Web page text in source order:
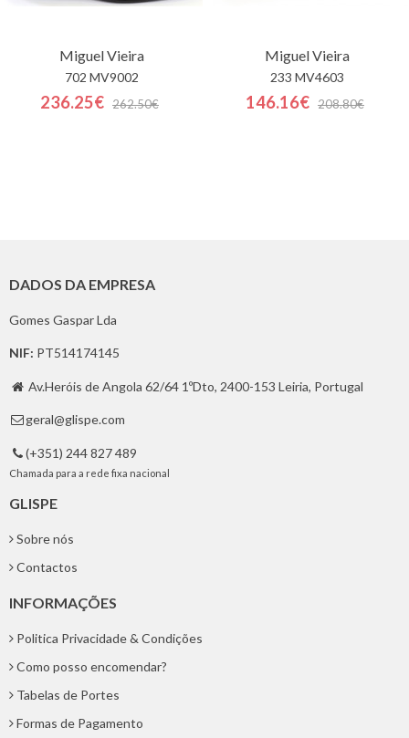
Miguel Vieira
702 MV9002
236.25€ 262.50€
Miguel Vieira
233 MV4603
146.16€ 208.80€
DADOS DA EMPRESA
Gomes Gaspar Lda
NIF: PT514174145
 Av.Heróis de Angola 62/64 1ºDto, 2400-153 Leiria, Portugal
 geral@glispe.com
 (+351) 244 827 489
Chamada para a rede fixa nacional
GLISPE
Sobre nós
Contactos
INFORMAÇÕES
Politica Privacidade & Condições
Como posso encomendar?
Tabelas de Portes
Formas de Pagamento